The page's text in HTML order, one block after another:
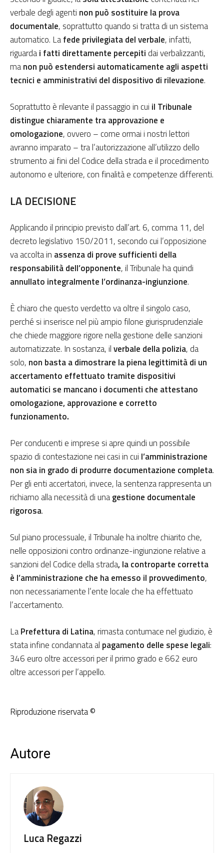
verbale degli agenti non può sostituire la prova
documentale, soprattutto quando si tratta di un sistema
automatico. Lafede privilegiata del verbale, infatti,
riguardai fatti direttamente percepiti dai verbalizzanti,
manon può estendersi automaticamente agli aspetti
tecnici e amministrativi del dispositivo di rilevazione.
Soprattutto è rilevante il passaggio in cui il Tribunale
distingue chiaramente tra approvazione e
omologazione, ovvero – come ormai i nostri lettori
avranno imparato – tra l’autorizzazione all’utilizzo dello
strumento ai fini del Codice della strada e il procedimento
autonomo e ulteriore, con finalità e competenze differenti.
LA DECISIONE
Applicando il principio previsto dall’art. 6, comma 11, del
decreto legislativo 150/2011, secondo cui l’opposizione
va accolta in assenza di prove sufficienti della
responsabilità dell’opponente, il Tribunale ha quindi
annullato integralmente l’ordinanza-ingiunzione.
È chiaro che questo verdetto va oltre il singolo caso,
perché si inserisce nel più ampio filone giurisprudenziale
che chiede maggiore rigore nella gestione delle sanzioni
automatizzate. In sostanza, ilverbale della polizia, da
solo, non basta a dimostrare la piena legittimità di un
accertamento effettuato tramite dispositivi
automatici se mancano i documenti che attestano
omologazione, approvazione e corretto
funzionamento.
Per conducenti e imprese si apre quindi un possibile
spazio di contestazione nei casi in cui l’amministrazione
non sia in grado di produrre documentazione completa.
Per gli enti accertatori, invece, la sentenza rappresenta un
richiamo alla necessità di unagestione documentale
rigorosa.
Sul piano processuale, il Tribunale ha inoltre chiarito che,
nelle opposizioni contro ordinanze-ingiunzione relative a
sanzioni del Codice della strada, la controparte corretta
è l’amministrazione che ha emesso il provvedimento,
non necessariamente l’ente locale che ha effettuato
l’accertamento.
LaPrefettura di Latina, rimasta contumace nel giudizio, è
stata infine condannata al pagamento delle spese legali:
346 euro oltre accessori per il primo grado e 662 euro
oltre accessori per l’appello.
Riproduzione riservata ©
Autore
Luca Regazzi